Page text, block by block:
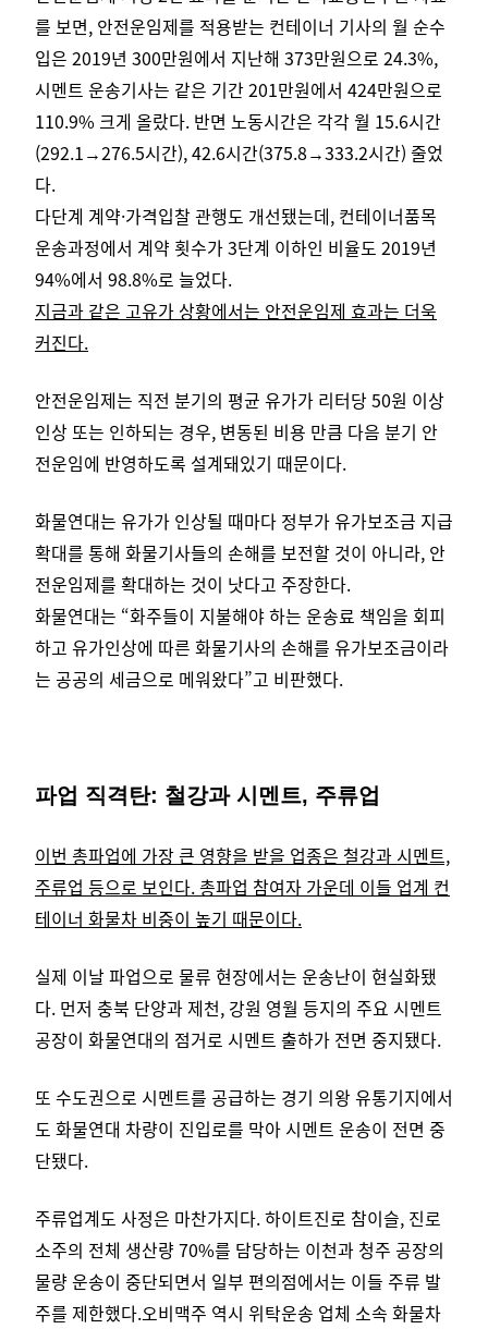
를 보면, 안전운임제를 적용받는 컨테이너 기사의 월 순수
입은 2019년 300만원에서 지난해 373만원으로 24.3%,
시멘트 운송기사는 같은 기간 201만원에서 424만원으로
110.9% 크게 올랐다. 반면 노동시간은 각각 월 15.6시간
(292.1→276.5시간), 42.6시간(375.8→333.2시간) 줄었
다.
다단계 계약·가격입찰 관행도 개선됐는데, 컨테이너품목
운송과정에서 계약 횟수가 3단계 이하인 비율도 2019년
94%에서 98.8%로 늘었다.
지금과 같은 고유가 상황에서는 안전운임제 효과는 더욱
커진다.
안전운임제는 직전 분기의 평균 유가가 리터당 50원 이상
인상 또는 인하되는 경우, 변동된 비용 만큼 다음 분기 안
전운임에 반영하도록 설계돼있기 때문이다.
화물연대는 유가가 인상될 때마다 정부가 유가보조금 지급
확대를 통해 화물기사들의 손해를 보전할 것이 아니라, 안
전운임제를 확대하는 것이 낫다고 주장한다.
화물연대는 “화주들이 지불해야 하는 운송료 책임을 회피
하고 유가인상에 따른 화물기사의 손해를 유가보조금이라
는 공공의 세금으로 메워왔다”고 비판했다.
파업 직격탄: 철강과 시멘트, 주류업
이번 총파업에 가장 큰 영향을 받을 업종은 철강과 시멘트,
주류업 등으로 보인다. 총파업 참여자 가운데 이들 업계 컨
테이너 화물차 비중이 높기 때문이다.
실제 이날 파업으로 물류 현장에서는 운송난이 현실화됐
다. 먼저 충북 단양과 제천, 강원 영월 등지의 주요 시멘트
공장이 화물연대의 점거로 시멘트 출하가 전면 중지됐다.
또 수도권으로 시멘트를 공급하는 경기 의왕 유통기지에서
도 화물연대 차량이 진입로를 막아 시멘트 운송이 전면 중
단됐다.
주류업계도 사정은 마찬가지다. 하이트진로 참이슬, 진로
소주의 전체 생산량 70%를 담당하는 이천과 청주 공장의
물량 운송이 중단되면서 일부 편의점에서는 이들 주류 발
주를 제한했다.오비맥주 역시 위탁운송 업체 소속 화물차